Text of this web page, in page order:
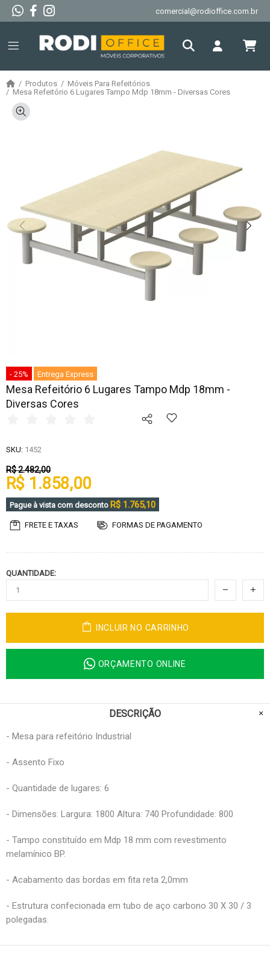
comercial@rodioffice.com.br
Produtos
Móveis Para Refeitórios
Mesa Refeitório 6 Lugares Tampo Mdp 18mm - Diversas Cores
- 25% Entrega Express
Mesa Refeitório 6 Lugares Tampo Mdp 18mm -
Diversas Cores
SKU: 1452
R$ 2.482,00
R$ 1.858,00
Pague à vista com desconto R$ 1.765,10
FRETE E TAXAS FORMAS DE PAGAMENTO
QUANTIDADE:
INCLUIR NO CARRINHO
ORÇAMENTO ONLINE
DESCRIÇÃO
- Mesa para refeitório Industrial
- Assento Fixo
- Quantidade de lugares: 6
- Dimensões: Largura: 1800 Altura: 740 Profundidade: 800
- Tampo constituído em Mdp 18 mm com revestimento
melamínico BP.
- Acabamento das bordas em fita reta 2,0mm
- Estrutura confecionada em tubo de aço carbono 30 X 30 / 3
polegadas.